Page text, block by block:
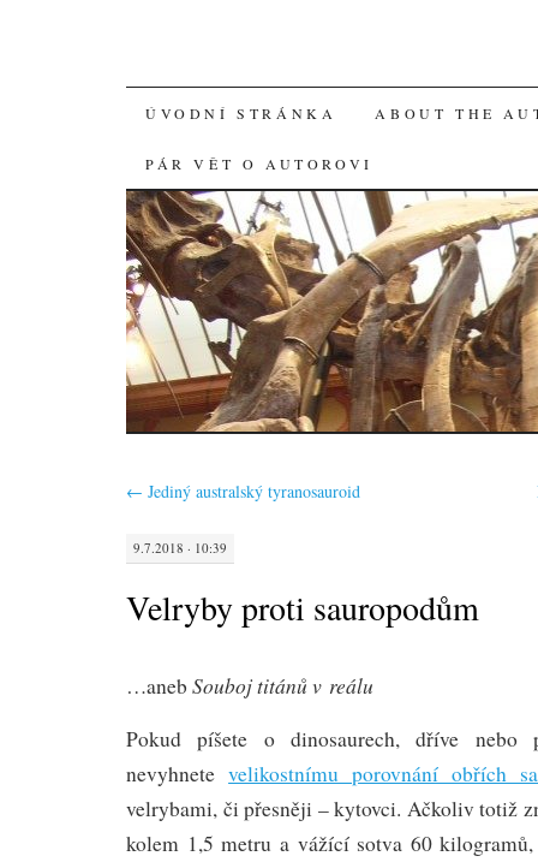
SKIP
TO
CONTENT
ÚVODNÍ STRÁNKA ABOUT THE
PÁR VĚT O AUTOROVI
← Jediný australský tyranosauroid
9.7.2018 · 10:39
Velryby proti sauropodům
…aneb Souboj titánů v reálu
Pokud píšete o dinosaurech, dříve nebo
nevyhnetevelikostnímu porovnání obřích
velrybami, či přesněji – kytovci. Ačkoliv totiž
kolem 1,5 metru a vážící sotva 60